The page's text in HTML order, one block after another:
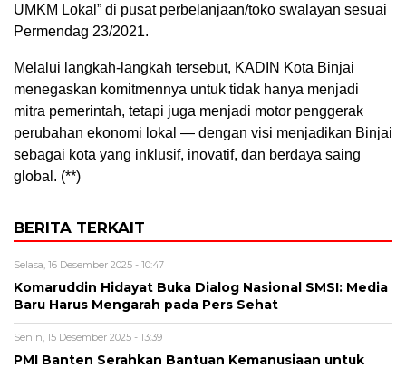
UMKM Lokal” di pusat perbelanjaan/toko swalayan sesuai
Permendag 23/2021.
Melalui langkah-langkah tersebut, KADIN Kota Binjai
menegaskan komitmennya untuk tidak hanya menjadi
mitra pemerintah, tetapi juga menjadi motor penggerak
perubahan ekonomi lokal — dengan visi menjadikan Binjai
sebagai kota yang inklusif, inovatif, dan berdaya saing
global. (**)
BERITA TERKAIT
Selasa, 16 Desember 2025 - 10:47
Komaruddin Hidayat Buka Dialog Nasional SMSI: Media
Baru Harus Mengarah pada Pers Sehat
Senin, 15 Desember 2025 - 13:39
PMI Banten Serahkan Bantuan Kemanusiaan untuk